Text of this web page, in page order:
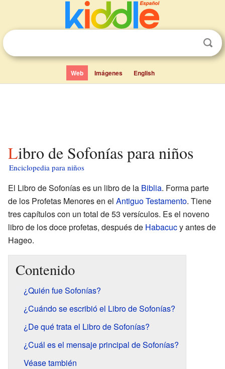
Web Imágenes English
Libro de Sofonías para niños
Enciclopedia para niños
El Libro de Sofonías es un libro de la Biblia. Forma parte
de los Profetas Menores en el Antiguo Testamento. Tiene
tres capítulos con un total de 53 versículos. Es el noveno
libro de los doce profetas, después de Habacucy antes de
Hageo.
Contenido
¿Quién fue Sofonías?
¿Cuándo se escribió el Libro de Sofonías?
¿De qué trata el Libro de Sofonías?
¿Cuál es el mensaje principal de Sofonías?
Véase también